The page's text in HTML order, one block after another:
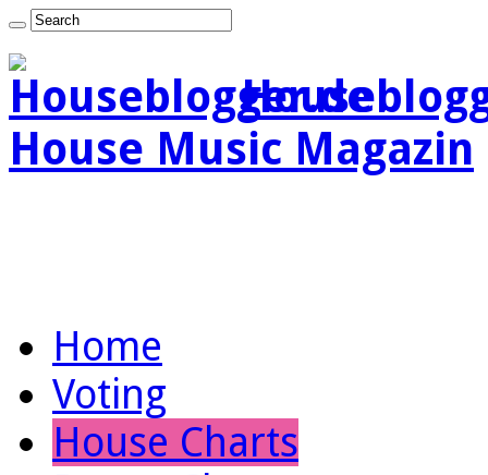
House Music Magazin
Home
Voting
House Charts